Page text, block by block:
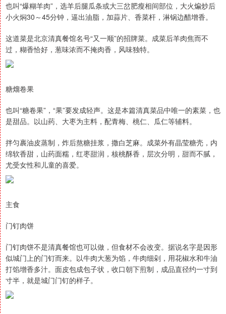
也叫“爆糊羊肉”，选羊后腿瓜条或大三岔肥瘦相间部位，大火煸炒后
小火焖30～45分钟，逼出油脂，加蒜片、香菜杆，淋锅边醋增香。
这道菜是北京清真餐馆名号“又一顺”的招牌菜。成菜后羊肉焦而不
过，糊香恰好，葱味浓而不掩肉香，风味独特。
糖熘卷果
也叫“糖卷果”，“果”要发成轻声。这是本篇清真菜品中唯一的素菜，也
是甜品。以山药、大枣为主料，配青梅、桃仁、瓜仁等辅料。
拌匀裹油皮蒸制，炸后熬糖挂浆，撒白芝麻。成菜外有晶莹糖壳，内
绵软香甜，山药面糯，红枣甜润，核桃酥香，层次分明，甜而不腻，
尤受女性和儿童的喜爱。
主食
门钉肉饼
门钉肉饼不是清真餐馆也可以做，但食材不会改变。据说名字是因形
似城门上的门钉而来。以牛肉大葱为馅，牛肉细剁，用花椒水和牛油
打馅增香多汁。面皮包成包子状，收口朝下煎制，成品直径约一寸到
寸半，就是城门门钉的样子。